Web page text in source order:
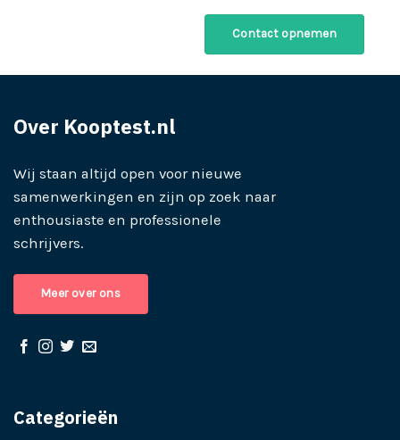
Contact opnemen
Over Kooptest.nl
Wij staan altijd open voor nieuwe
samenwerkingen en zijn op zoek naar
enthousiaste en professionele
schrijvers.
Meer over ons
Categorieën